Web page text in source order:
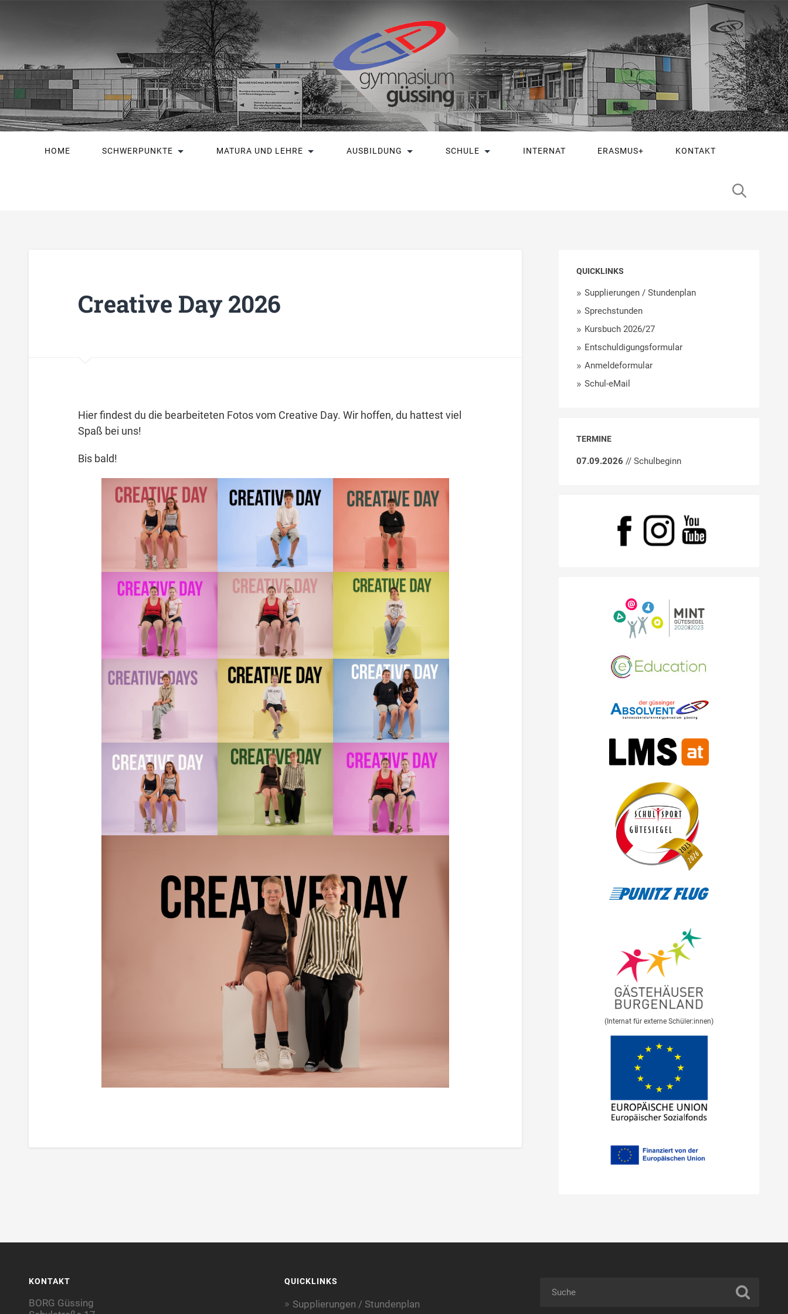
HOME SCHWERPUNKTE MATURA UND LEHRE AUSBILDUNG SCHULE INTERNAT ERASMUS+ KONTAKT
Creative Day 2026
Hier findest du die bearbeiteten Fotos vom Creative Day. Wir hoffen, du hattest viel
Spaß bei uns!
Bis bald!
QUICKLINKS
Supplierungen / Stundenplan
Sprechstunden
Kursbuch 2026/27
Entschuldigungsformular
Anmeldeformular
Schul-eMail
TERMINE
07.09.2026 // Schulbeginn
(Internat für externe Schüler:innen)
KONTAKT
BORG Güssing
QUICKLINKS
Supplierungen / Stundenplan